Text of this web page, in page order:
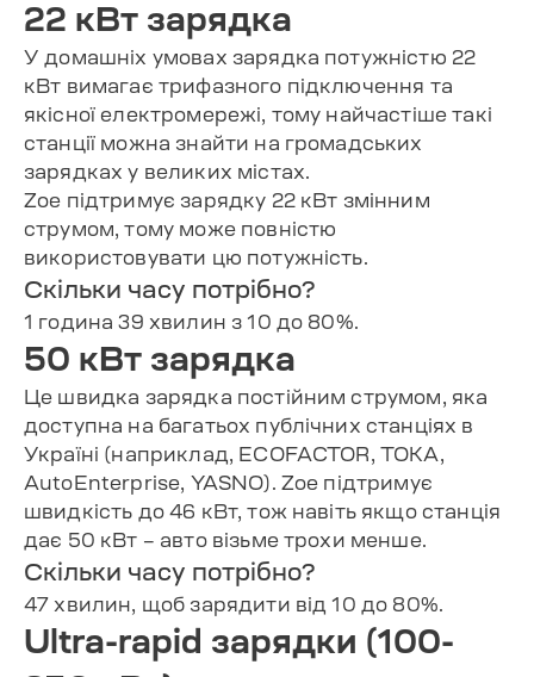
22 кВт зарядка
У домашніх умовах зарядка потужністю 22
кВт вимагає трифазного підключення та
якісної електромережі, тому найчастіше такі
станції можна знайти на громадських
зарядках у великих містах.
Zoe підтримує зарядку 22 кВт змінним
струмом, тому може повністю
використовувати цю потужність.
Скільки часу потрібно?
1 година 39 хвилин з 10 до 80%.
50 кВт зарядка
Це швидка зарядка постійним струмом, яка
доступна на багатьох публічних станціях в
Україні (наприклад, ECOFACTOR, TOKA,
AutoEnterprise, YASNO). Zoe підтримує
швидкість до 46 кВт, тож навіть якщо станція
дає 50 кВт – авто візьме трохи менше.
Скільки часу потрібно?
47 хвилин, щоб зарядити від 10 до 80%.
Ultra-rapid зарядки (100-